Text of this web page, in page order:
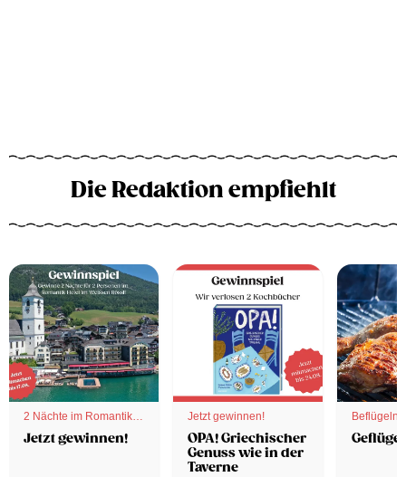
Die Redaktion empfiehlt
2 Nächte im Romantik
Hotel
Jetzt gewinnen!
Jetzt gewinnen!
OPA! Griechischer
Genuss wie in der
Taverne